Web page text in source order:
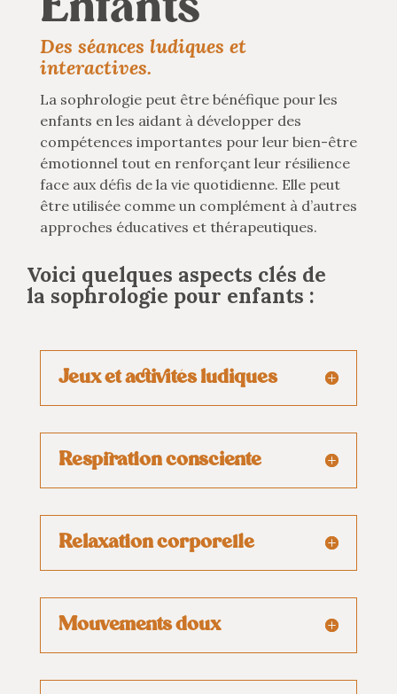
Des séances ludiques et
interactives.
La sophrologie peut être bénéfique pour les
enfants en les aidant à développer des
compétences importantes pour leur bien-être
émotionnel tout en renforçant leur résilience
face aux défis de la vie quotidienne. Elle peut
être utilisée comme un complément à d’autres
approches éducatives et thérapeutiques.
Voici quelques aspects clés de
la sophrologie pour enfants :
Jeux et activités ludiques
Respiration consciente
Relaxation corporelle
Mouvements doux